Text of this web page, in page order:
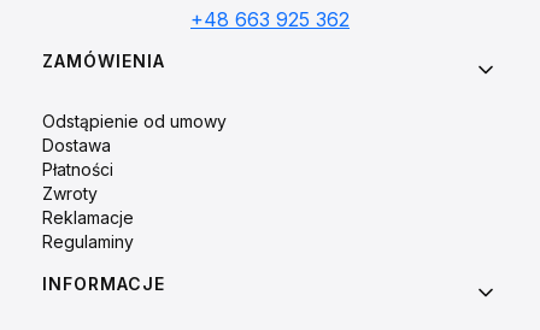
+48 663 925 362
Linki w stopce
ZAMÓWIENIA
Odstąpienie od umowy
Dostawa
Płatności
Zwroty
Reklamacje
Regulaminy
INFORMACJE